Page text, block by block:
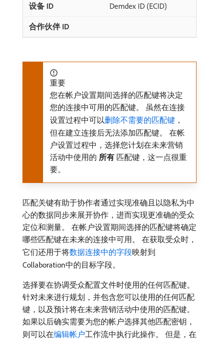
Demdex ID (ECID)
重要
您在帐户设置期间选择的匹配键将决定
您的连接中可用的匹配键。 虽然在连接
设置过程中可以删除不需要的匹配键 ，
但在建立连接后无法添加匹配键。 在帐
户设置过程中，选择您计划在未来营销
活动中使用的​ 所有 ​匹配键，这一点很重
要。
匹配关键有助于协作者通过实现准确且以隐私为中
心的数据同步来展开协作，进而实现更准确的受众
定位和测量。 在帐户设置期间选择的匹配键将确定
哪些匹配键在未来的连接中可用。 在获取受众时，
它们还用于将数据连接中的字段映射到
Collaboration中的目标字段。
选择要在协调受众配置文件时使用的任何匹配键。
针对未来进行规划，并包含您可以使用的任何匹配
键，以及预计将在未来营销活动中使用的匹配键。
如果以后确实需要为您的帐户选择其他匹配密钥，
则可以在编辑帐户工作流中执行此操作。 但是，在